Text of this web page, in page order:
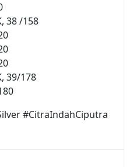
38 /158
39/178
#CitraIndahCiputra